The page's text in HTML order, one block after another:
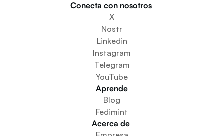
Descargar la aplicación
Crear un espacio comunitario
Crear un servicio de monedero
Servicio de configuración de la federación
Explora las miniaplicaciones
Conecta con nosotros
X
Nostr
Linkedin
Instagram
Telegram
YouTube
Aprende
Blog
Fedimint
Acerca de